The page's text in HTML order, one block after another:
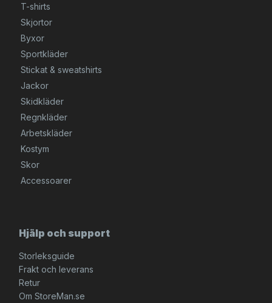
T-shirts
Skjortor
Byxor
Sportkläder
Stickat & sweatshirts
Jackor
Skidkläder
Regnkläder
Arbetskläder
Kostym
Skor
Accessoarer
Hjälp och support
Storleksguide
Frakt och leverans
Retur
Om StoreMan.se